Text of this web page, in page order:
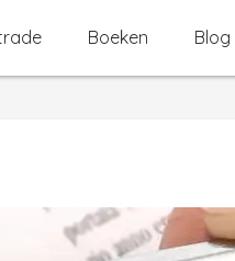
Boeken Blog